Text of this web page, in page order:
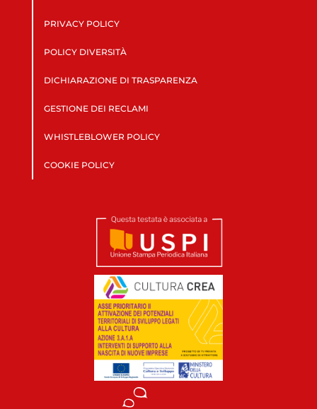
PRIVACY POLICY
POLICY DIVERSITÀ
DICHIARAZIONE DI TRASPARENZA
GESTIONE DEI RECLAMI
WHISTLEBLOWER POLICY
COOKIE POLICY